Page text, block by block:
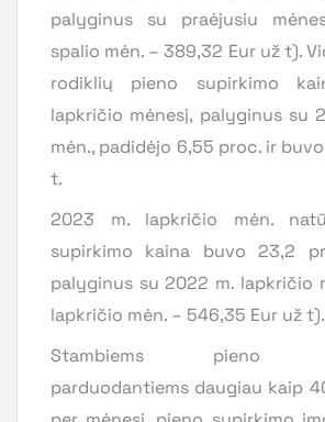
palyginus su praėjusiu
spalio mėn. – 389,32 Eur už t).
rodiklių pieno supirkimo
lapkričio mėnesį, palyginus su
mėn., padidėjo 6,55 proc. ir
t.
2023 m. lapkričio mėn.
supirkimo kaina buvo 23,2
palyginus su 2022 m. lapkričio
lapkričio mėn. – 546,35 Eur už t).
Stambiems pieno
parduodantiems daugiau kaip